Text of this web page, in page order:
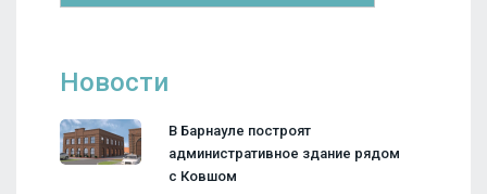
Новости
В Барнауле построят
административное здание рядом
с Ковшом